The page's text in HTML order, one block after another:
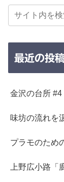
最近の投
金沢の台所 #4
味坊の流れを
プラモのため
上野広小路「